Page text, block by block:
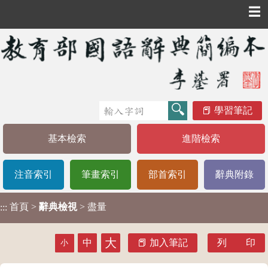
☰
學習筆記
基本檢索 進階檢索
注音索引 筆畫索引 部首索引 辭典附錄
::: 首頁 > 辭典檢視 > 盡量
小 中 大 加入筆記 列 印